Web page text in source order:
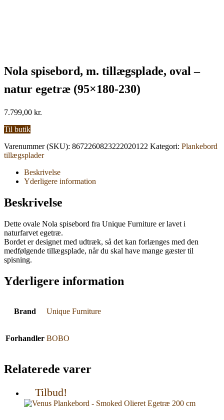
Nola spisebord, m. tillægsplade, oval –
natur egetræ (95×180-230)
7.799,00 kr.
Til butik
Varenummer (SKU): 8672260823222020122 Kategori: Plankebord
tillægsplader
Beskrivelse
Yderligere information
Beskrivelse
Dette ovale Nola spisebord fra Unique Furniture er lavet i
naturfarvet egetræ.
Bordet er designet med udtræk, så det kan forlænges med den
medfølgende tillægsplade, når du skal have mange gæster til
spisning.
Yderligere information
Brand Unique Furniture
Forhandler BOBO
Relaterede varer
Tilbud!